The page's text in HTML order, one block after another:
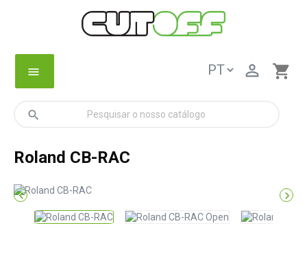
menu shopping_cart

search
Roland CB-RAC
 